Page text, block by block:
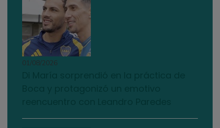
01/08/2026